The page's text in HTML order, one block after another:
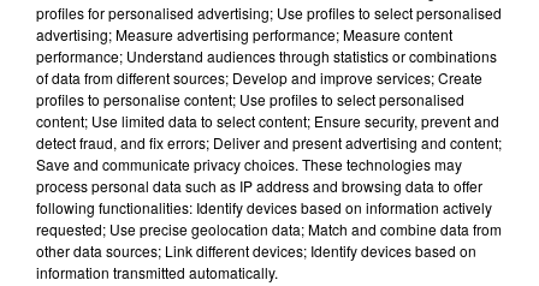
Sophie Ellis Bextor
Murder On The
Dancefloor
MILEY CYRUS
Dream As One (from
Avatar Fire And Ash)
SOPRANO
Dj
Cet élément est masqué compte-tenu du refus du
profiles for personalised advertising; Use profiles to select personalised
advertising; Measure advertising performance; Measure content
performance; Understand audiences through statistics or combinations
of data from different sources; Develop and improve services; Create
profiles to personalise content; Use profiles to select personalised
content; Use limited data to select content; Ensure security, prevent and
detect fraud, and fix errors; Deliver and present advertising and content;
Save and communicate privacy choices. These technologies may
process personal data such as IP address and browsing data to offer
following functionalities: Identify devices based on information actively
requested; Use precise geolocation data; Match and combine data from
other data sources; Link different devices; Identify devices based on
information transmitted automatically.